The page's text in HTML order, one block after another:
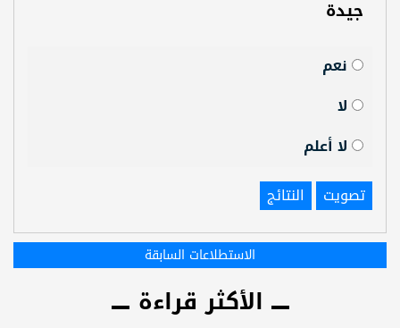
جيدة
نعم
لا
لا أعلم
تصويت
النتائج
الاستطلاعات السابقة
الأكثر قراءة